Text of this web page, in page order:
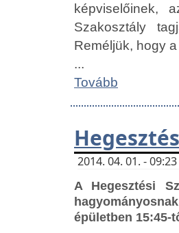
képviselőinek,
Szakosztály
Reméljük, hogy
...
Tovább
2014. 04. 01. -
A Hegesztési
épületben 15:45-